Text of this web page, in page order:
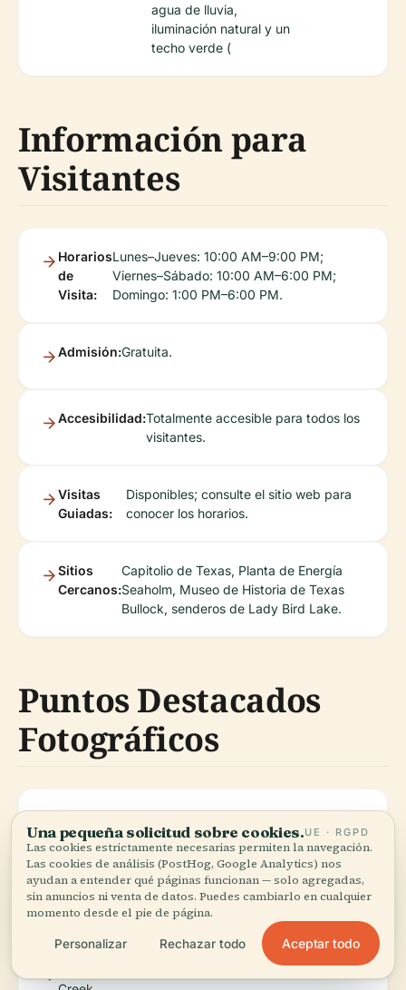
agua de lluvia,
iluminación natural y un
techo verde (
Información para
Visitantes
Horarios
de
Visita:
Lunes–Jueves: 10:00 AM–9:00 PM;
Viernes–Sábado: 10:00 AM–6:00 PM;
Domingo: 1:00 PM–6:00 PM.
Admisión:Gratuita.
Accesibilidad:Totalmente accesible para todos los
visitantes.
Visitas
Guiadas:
Disponibles; consulte el sitio web para
conocer los horarios.
Sitios
Cercanos:
Capitolio de Texas, Planta de Energía
Seaholm, Museo de Historia de Texas
Bullock, senderos de Lady Bird Lake.
Puntos Destacados
Fotográficos
ciudad
El dramático tramo de escaleras y la luz natural del
atrio central
Porches de lectura al aire libre con vistas a Shoal
Una pequeña solicitud sobre cookies.UE · RGPD
Las cookies estrictamente necesarias permiten la navegación.
Las cookies de análisis (PostHog, Google Analytics) nos
ayudan a entender qué páginas funcionan — solo agregadas,
sin anuncios ni venta de datos. Puedes cambiarlo en cualquier
momento desde el pie de página.
Personalizar Rechazar todo Aceptar todo